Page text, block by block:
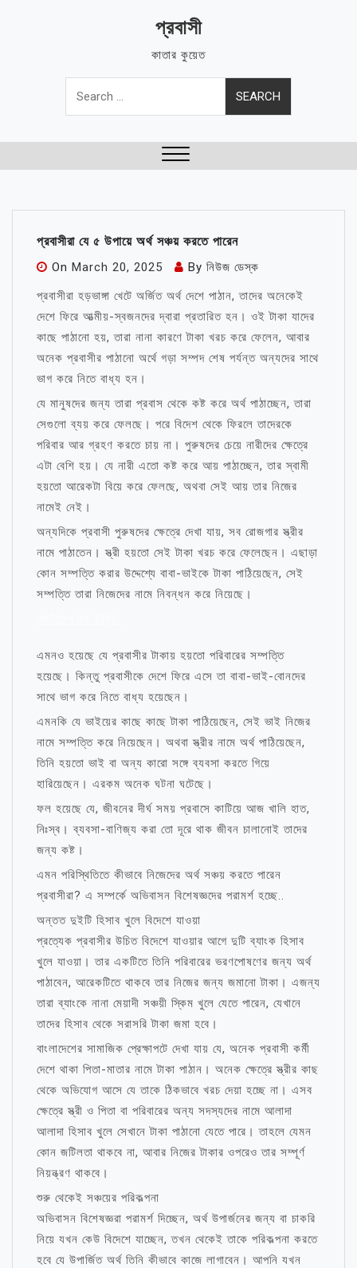
প্রবাসী
কাতার কুয়েত
Search
for:
প্রবাসীরা যে ৫ উপায়ে অর্থ সঞ্চয় করতে পারেন
On March 20, 2025 By নিউজ ডেস্ক
প্রবাসীরা হড়ভাঙ্গা খেটে অর্জিত অর্থ দেশে পাঠান, তাদের অনেকেই
দেশে ফিরে আত্মীয়-স্বজনদের দ্বারা প্রতারিত হন। ওই টাকা যাদের
কাছে পাঠানো হয়, তারা নানা কারণে টাকা খরচ করে ফেলেন, আবার
অনেক প্রবাসীর পাঠানো অর্থে গড়া সম্পদ শেষ পর্যন্ত অন্যদের সাথে
ভাগ করে নিতে বাধ্য হন।
যে মানুষদের জন্য তারা প্রবাস থেকে কষ্ট করে অর্থ পাঠাচ্ছেন, তারা
সেগুলো ব্যয় করে ফেলছে। পরে বিদেশ থেকে ফিরলে তাদেরকে
পরিবার আর গ্রহণ করতে চায় না। পুরুষদের চেয়ে নারীদের ক্ষেত্রে
এটা বেশি হয়। যে নারী এতো কষ্ট করে আয় পাঠাচ্ছেন, তার স্বামী
হয়তো আরেকটা বিয়ে করে ফেলছে, অথবা সেই আয় তার নিজের
নামেই নেই।
অন্যদিকে প্রবাসী পুরুষদের ক্ষেত্রে দেখা যায়, সব রোজগার স্ত্রীর
নামে পাঠাতেন। স্ত্রী হয়তো সেই টাকা খরচ করে ফেলেছেন। এছাড়া
কোন সম্পত্তি করার উদ্দেশ্যে বাবা-ভাইকে টাকা পাঠিয়েছেন, সেই
সম্পত্তি তারা নিজেদের নামে নিবন্ধন করে নিয়েছে।
এমনও হয়েছে যে প্রবাসীর টাকায় হয়তো পরিবারের সম্পত্তি
হয়েছে। কিন্তু প্রবাসীকে দেশে ফিরে এসে তা বাবা-ভাই-বোনদের
সাথে ভাগ করে নিতে বাধ্য হয়েছেন।
এমনকি যে ভাইয়ের কাছে কাছে টাকা পাঠিয়েছেন, সেই ভাই নিজের
নামে সম্পত্তি করে নিয়েছেন। অথবা স্ত্রীর নামে অর্থ পাঠিয়েছেন,
তিনি হয়তো ভাই বা অন্য কারো সঙ্গে ব্যবসা করতে গিয়ে
হারিয়েছেন। এরকম অনেক ঘটনা ঘটেছে।
ফল হয়েছে যে, জীবনের দীর্ঘ সময় প্রবাসে কাটিয়ে আজ খালি হাত,
নিঃস্ব। ব্যবসা-বাণিজ্য করা তো দূরে থাক জীবন চালানোই তাদের
জন্য কষ্ট।
এমন পরিস্থিতিতে কীভাবে নিজেদের অর্থ সঞ্চয় করতে পারেন
প্রবাসীরা? এ সম্পর্কে অভিবাসন বিশেষজ্ঞদের পরামর্শ হচ্ছে..
অন্তত দুইটি হিসাব খুলে বিদেশে যাওয়া
প্রত্যেক প্রবাসীর উচিত বিদেশে যাওয়ার আগে দুটি ব্যাংক হিসাব
খুলে যাওয়া। তার একটিতে তিনি পরিবারের ভরণপোষণের জন্য অর্থ
পাঠাবেন, আরেকটিতে থাকবে তার নিজের জন্য জমানো টাকা। এজন্য
তারা ব্যাংকে নানা মেয়াদী সঞ্চয়ী স্কিম খুলে যেতে পারেন, যেখানে
তাদের হিসাব থেকে সরাসরি টাকা জমা হবে।
বাংলাদেশের সামাজিক প্রেক্ষাপটে দেখা যায় যে, অনেক প্রবাসী কর্মী
দেশে থাকা পিতা-মাতার নামে টাকা পাঠান। অনেক ক্ষেত্রে স্ত্রীর কাছ
থেকে অভিযোগ আসে যে তাকে ঠিকভাবে খরচ দেয়া হচ্ছে না। এসব
ক্ষেত্রে স্ত্রী ও পিতা বা পরিবারের অন্য সদস্যদের নামে আলাদা
আলাদা হিসাব খুলে সেখানে টাকা পাঠানো যেতে পারে। তাহলে যেমন
কোন জটিলতা থাকবে না, আবার নিজের টাকার ওপরেও তার সম্পূর্ণ
নিয়ন্ত্রণ থাকবে।
শুরু থেকেই সঞ্চয়ের পরিকল্পনা
অভিবাসন বিশেষজ্ঞরা পরামর্শ দিচ্ছেন, অর্থ উপার্জনের জন্য বা চাকরি
নিয়ে যখন কেউ বিদেশে যাচ্ছেন, তখন থেকেই তাকে পরিকল্পনা করতে
হবে যে উপার্জিত অর্থ তিনি কীভাবে কাজে লাগাবেন। আপনি যখন